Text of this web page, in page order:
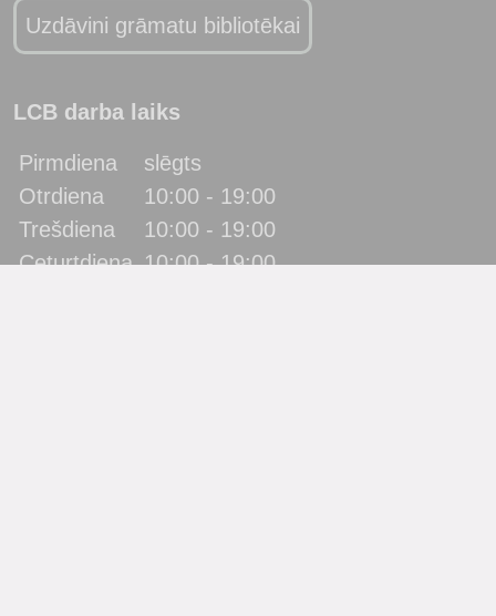
Uzdāvini grāmatu bibliotēkai
LCB darba laiks
Pirmdiena
slēgts
Otrdiena
10:00 - 19:00
Trešdiena
10:00 - 19:00
Ceturtdiena 10:00 - 19:00